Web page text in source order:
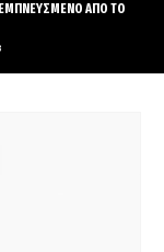
ΑΠΟ ΤΟ